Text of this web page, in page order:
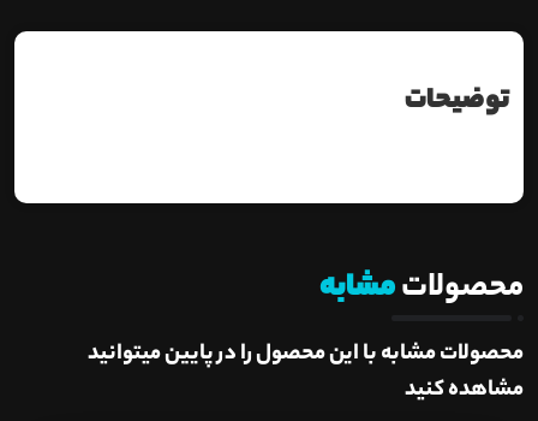
توضیحات
محصولاتمشابه
محصولات مشابه با این محصول را در پایین میتوانید
مشاهده کنید